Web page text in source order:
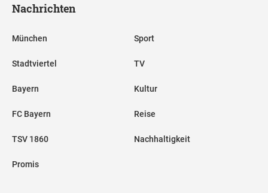
Nachrichten
München
Stadtviertel
Bayern
FC Bayern
TSV 1860
Promis
Sport
TV
Kultur
Reise
Nachhaltigkeit